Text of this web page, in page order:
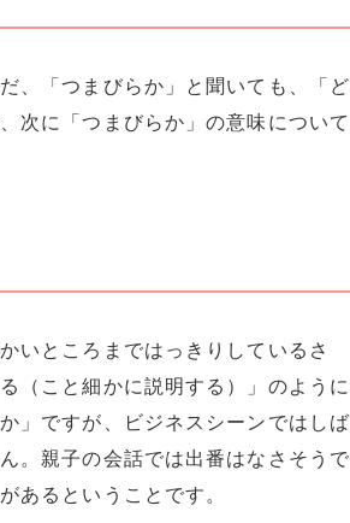
、「つまびらか」と聞いても、「ど
次に「つまびらか」の意味について
いところまではっきりしているさ
（こと細かに説明する）」のように
」ですが、ビジネスシーンではしば
。親子の会話では出番はなさそうで
あるということです。